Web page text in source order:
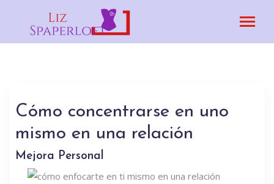
Cómo concentrarse en uno
mismo en una relación
Mejora Personal